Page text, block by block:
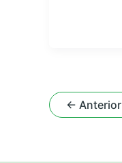
← Anterior